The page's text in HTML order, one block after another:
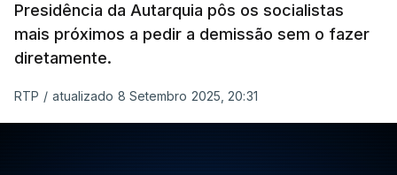
Presidência da Autarquia pôs os socialistas
mais próximos a pedir a demissão sem o fazer
diretamente.
RTP / atualizado 8 Setembro 2025, 20:31